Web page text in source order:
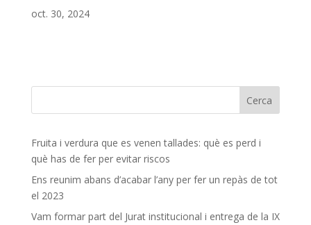
oct. 30, 2024
Fruita i verdura que es venen tallades: què es perd i
què has de fer per evitar riscos
Ens reunim abans d’acabar l’any per fer un repàs de tot
el 2023
Vam formar part del Jurat institucional i entrega de la IX